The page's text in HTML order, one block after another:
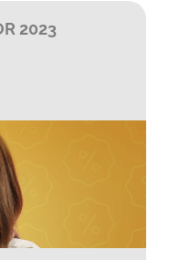
2023